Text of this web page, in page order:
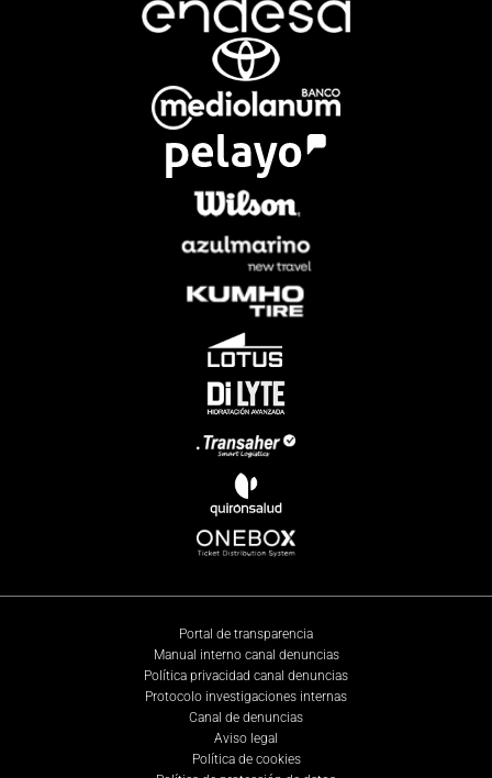
Portal de transparencia
Manual interno canal denuncias
Política privacidad canal denuncias
Protocolo investigaciones internas
Canal de denuncias
Aviso legal
Política de cookies